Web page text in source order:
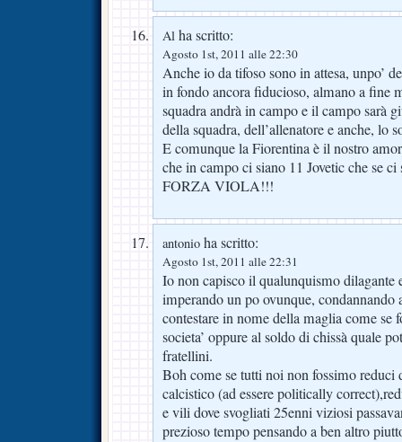
Al ha scritto:
Agosto 1st, 2011 alle 22:30
Anche io da tifoso sono in attesa, unpo’
in fondo ancora fiducioso, almano a fine
squadra andrà in campo e il campo sarà
della squadra, dell’allenatore e anche, lo
E comunque la Fiorentina è il nostro
che in campo ci siano 11 Jovetic che se
FORZA VIOLA!!!
antonio ha scritto:
Agosto 1st, 2011 alle 22:31
Io non capisco il qualunquismo dilagante
imperando un po ovunque, condannando
contestare in nome della maglia come se
societa’ oppure al soldo di chissà quale
fratellini.
Boh come se tutti noi non fossimo reduci
calcistico (ad essere politically
e vili dove svogliati 25enni viziosi
prezioso tempo pensando a ben altro